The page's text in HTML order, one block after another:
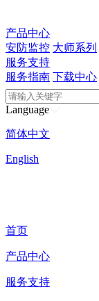
产品中心
安防监控 大师系列
服务支持
服务指南 下载中心
Language
简体中文
English
首页
产品中心
服务支持